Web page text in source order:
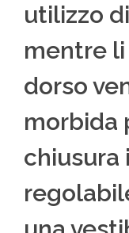
utilizzo
mentre
dorso
morbida
chiusura